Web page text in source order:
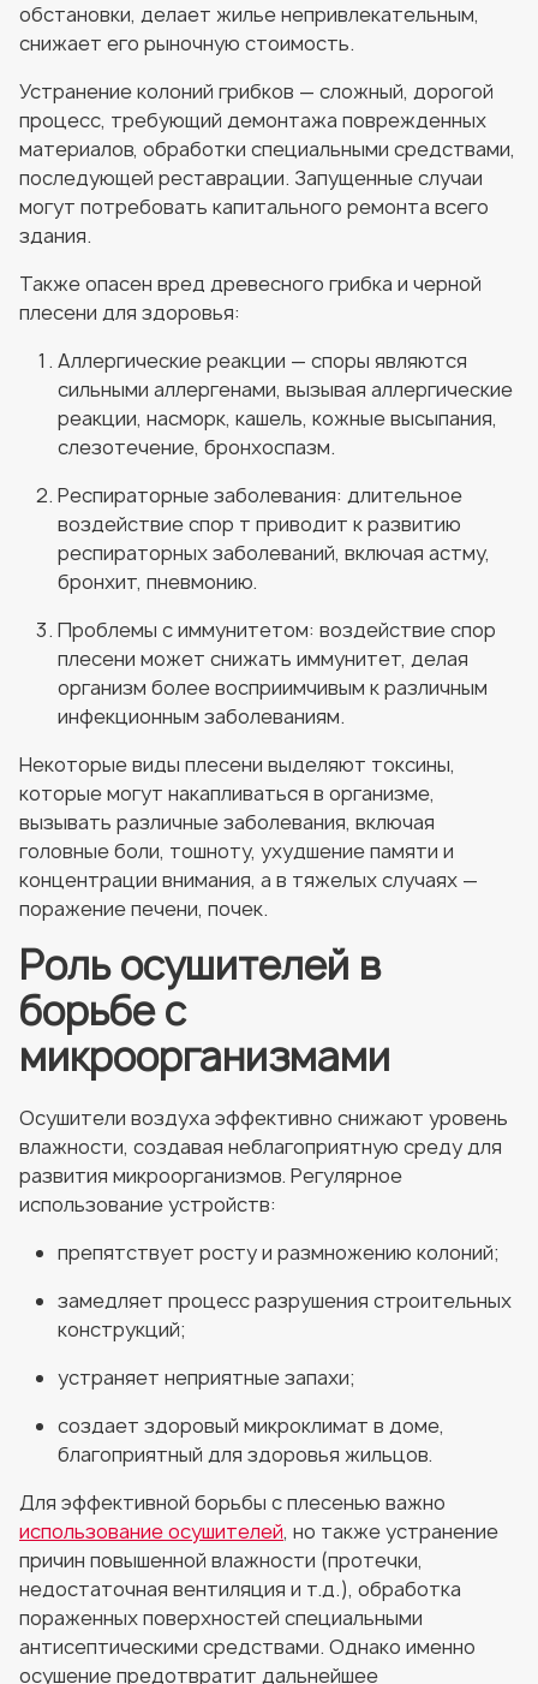
обстановки, делает жилье непривлекательным,
снижает его рыночную стоимость.
Устранение колоний грибков — сложный, дорогой
процесс, требующий демонтажа поврежденных
материалов, обработки специальными средствами,
последующей реставрации. Запущенные случаи
могут потребовать капитального ремонта всего
здания.
Также опасен вред древесного грибка и черной
плесени для здоровья:
Аллергические реакции — споры являются
сильными аллергенами, вызывая аллергические
реакции, насморк, кашель, кожные высыпания,
слезотечение, бронхоспазм.
Респираторные заболевания: длительное
воздействие спор т приводит к развитию
респираторных заболеваний, включая астму,
бронхит, пневмонию.
Проблемы с иммунитетом: воздействие спор
плесени может снижать иммунитет, делая
организм более восприимчивым к различным
инфекционным заболеваниям.
Некоторые виды плесени выделяют токсины,
которые могут накапливаться в организме,
вызывать различные заболевания, включая
головные боли, тошноту, ухудшение памяти и
концентрации внимания, а в тяжелых случаях —
поражение печени, почек.
Роль осушителей в
борьбе с
микроорганизмами
Осушители воздуха эффективно снижают уровень
влажности, создавая неблагоприятную среду для
развития микроорганизмов. Регулярное
использование устройств:
препятствует росту и размножению колоний;
замедляет процесс разрушения строительных
конструкций;
устраняет неприятные запахи;
создает здоровый микроклимат в доме,
благоприятный для здоровья жильцов.
Для эффективной борьбы с плесенью важно
использование осушителей, но также устранение
причин повышенной влажности (протечки,
недостаточная вентиляция и т.д.), обработка
пораженных поверхностей специальными
антисептическими средствами. Однако именно
осушение предотвратит дальнейшее